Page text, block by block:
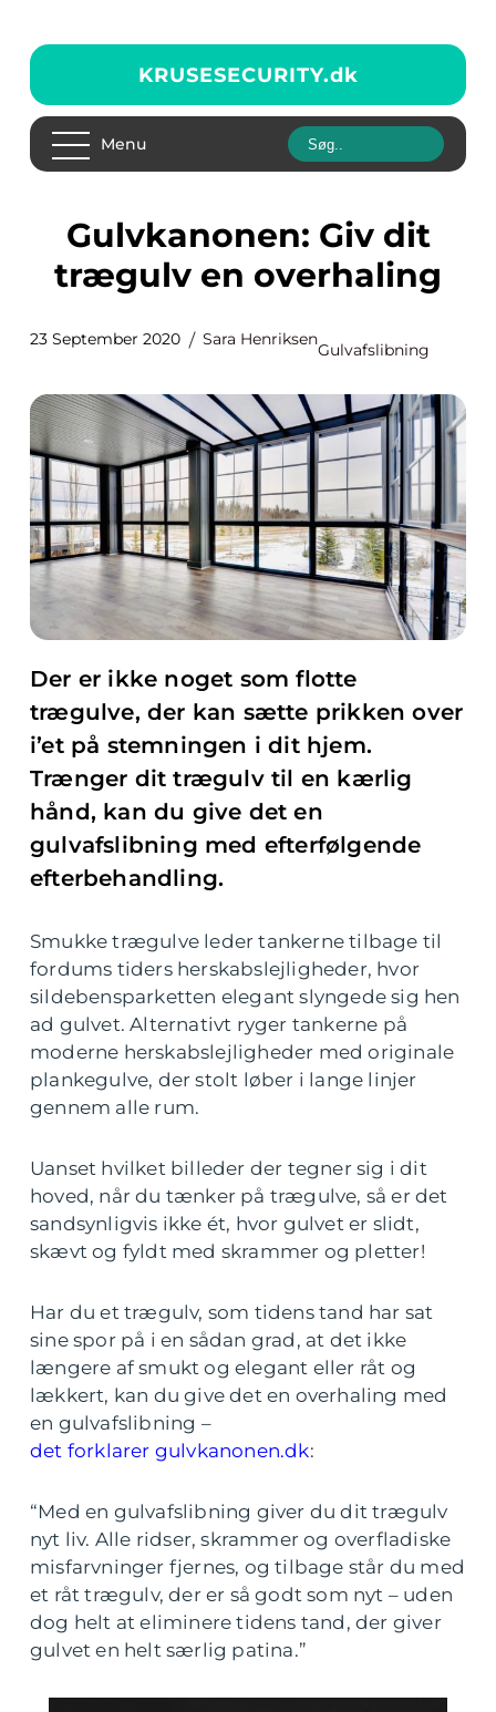
KRUSESECURITY.dk
Menu
Gulvkanonen: Giv dit
trægulv en overhaling
23 September 2020 Sara Henriksen
Gulvafslibning
Der er ikke noget som flotte
trægulve, der kan sætte prikken over
i’et på stemningen i dit hjem.
Trænger dit trægulv til en kærlig
hånd, kan du give det en
gulvafslibning med efterfølgende
efterbehandling.
Smukke trægulve leder tankerne tilbage til
fordums tiders herskabslejligheder, hvor
sildebensparketten elegant slyngede sig hen
ad gulvet. Alternativt ryger tankerne på
moderne herskabslejligheder med originale
plankegulve, der stolt løber i lange linjer
gennem alle rum.
Uanset hvilket billeder der tegner sig i dit
hoved, når du tænker på trægulve, så er det
sandsynligvis ikke ét, hvor gulvet er slidt,
skævt og fyldt med skrammer og pletter!
Har du et trægulv, som tidens tand har sat
sine spor på i en sådan grad, at det ikke
længere af smukt og elegant eller råt og
lækkert, kan du give det en overhaling med
en gulvafslibning –
det forklarer gulvkanonen.dk:
“Med en gulvafslibning giver du dit trægulv
nyt liv. Alle ridser, skrammer og overfladiske
misfarvninger fjernes, og tilbage står du med
et råt trægulv, der er så godt som nyt – uden
dog helt at eliminere tidens tand, der giver
gulvet en helt særlig patina.”